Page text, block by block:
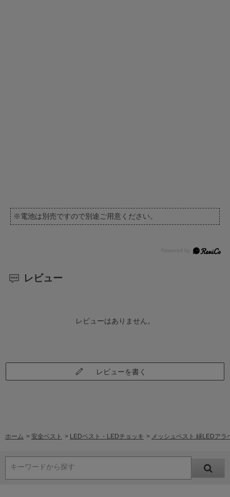
※電池は別売ですので別途ご用意ください。
レビュー
レビューはありません。
レビューを書く
ホーム > 安全ベスト > LEDベスト・LEDチョッキ > メッシュベスト 緑LEDア
キーワードから探す